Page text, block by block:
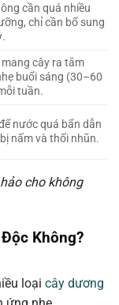
cần quá nhiều
chỉ cần bổ sung
mang cây ra tắm
buổi sáng (30–60
tuần.
nước quá bẩn dẫn
nấm và thối nhũn.
cho không
Không?
loại cây dương